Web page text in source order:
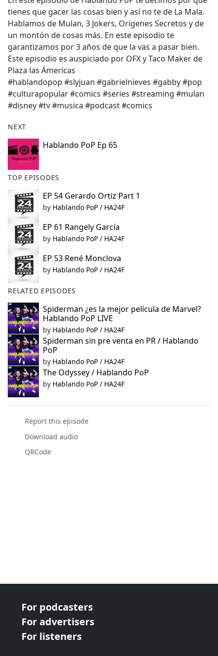
b
o
o
k
tienes que gacer las cosas bien y así no te de La Mala.
Hablamos de Mulan, 3 Jokers, Origenes Secretos y de
un montón de cosas más. En este episodio te
garantizamos por 3 años de que la vas a pasar bien.
Este episodio es auspiciado por OFX y Taco Maker de
Plaza las Ámericas
#hablandopop #slyjuan #gabrielnieves #gabby #pop
#culturapopular #comics #series #streaming #mulan
#disney #tv #musica #podcast #comics
NEXT
Hablando PoP Ep 65
TOP EPISODES
EP 54 Gerardo Ortiz Part 1
by Hablando PoP / HA24F
EP 61 Rangely García
by Hablando PoP / HA24F
EP 53 René Monclova
by Hablando PoP / HA24F
RELATED EPISODES
Spiderman ¿es la mejor película de Marvel?
Hablando PoP LIVE
by Hablando PoP / HA24F
Spiderman sin pre venta en PR / Hablando
PoP
by Hablando PoP / HA24F
The Odyssey / Hablando PoP
by Hablando PoP / HA24F
Report this episode
Download audio
QRCode
For podcasters
For advertisers
For listeners